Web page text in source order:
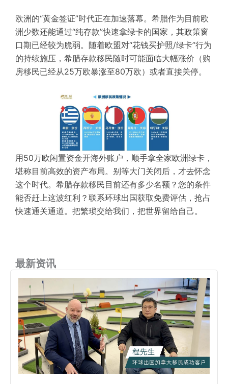
欧洲的“黄金签证”时代正在加速落幕。希腊作为目前欧
洲少数还能通过“纯存款”快速拿绿卡的国家，其政策窗
口期已经较为脆弱。随着欧盟对“花钱买护照/绿卡”行为
的持续施压，希腊存款移民随时可能面临大幅涨价（购
房移民已经从25万欧暴涨至80万欧）或者直接关停。
用50万欧闲置资金开海外账户，顺手拿全家欧洲绿卡，
堪称目前高效的资产布局。别等大门关闭后，才去怀念
这个时代。希腊存款移民目前还有多少名额？您的条件
能否赶上这波红利？ 联系环球出国获取免费评估，抢占
快速通关通道。把繁琐交给我们，把世界留给自己。
最新资讯